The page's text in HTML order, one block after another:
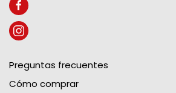
Preguntas frecuentes
Cómo comprar